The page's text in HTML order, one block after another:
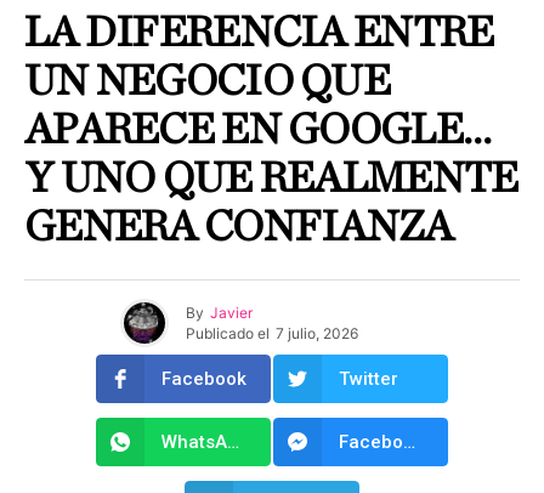
LA DIFERENCIA ENTRE
UN NEGOCIO QUE
APARECE EN GOOGLE…
Y UNO QUE REALMENTE
GENERA CONFIANZA
By Javier
Publicado el 7 julio, 2026
Facebook Twitter
WhatsApp Facebook Messenger